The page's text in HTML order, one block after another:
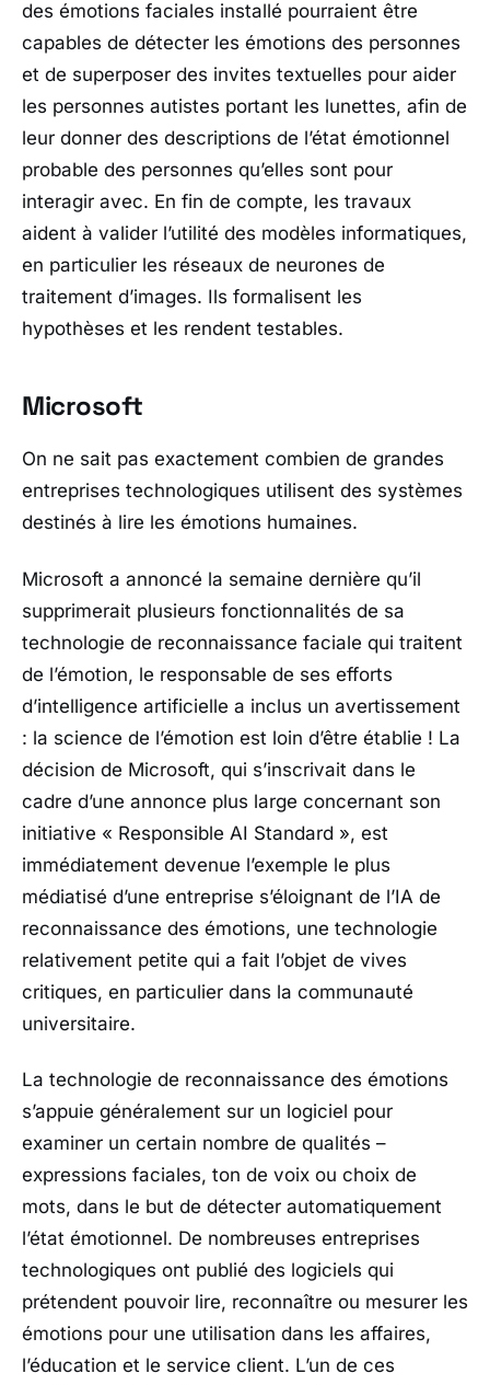
des émotions faciales installé pourraient être
capables de détecter les émotions des personnes
et de superposer des invites textuelles pour aider
les personnes autistes portant les lunettes, afin de
leur donner des descriptions de l’état émotionnel
probable des personnes qu’elles sont pour
interagir avec. En fin de compte, les travaux
aident à valider l’utilité des modèles informatiques,
en particulier les réseaux de neurones de
traitement d’images. Ils formalisent les
hypothèses et les rendent testables.
Microsoft
On ne sait pas exactement combien de grandes
entreprises technologiques utilisent des systèmes
destinés à lire les émotions humaines.
Microsoft a annoncé la semaine dernière qu’il
supprimerait plusieurs fonctionnalités de sa
technologie de reconnaissance faciale qui traitent
de l’émotion, le responsable de ses efforts
d’intelligence artificielle a inclus un avertissement
: la science de l’émotion est loin d’être établie ! La
décision de Microsoft, qui s’inscrivait dans le
cadre d’une annonce plus large concernant son
initiative « Responsible AI Standard », est
immédiatement devenue l’exemple le plus
médiatisé d’une entreprise s’éloignant de l’IA de
reconnaissance des émotions, une technologie
relativement petite qui a fait l’objet de vives
critiques, en particulier dans la communauté
universitaire.
La technologie de reconnaissance des émotions
s’appuie généralement sur un logiciel pour
examiner un certain nombre de qualités –
expressions faciales, ton de voix ou choix de
mots, dans le but de détecter automatiquement
l’état émotionnel. De nombreuses entreprises
technologiques ont publié des logiciels qui
prétendent pouvoir lire, reconnaître ou mesurer les
émotions pour une utilisation dans les affaires,
l’éducation et le service client. L’un de ces